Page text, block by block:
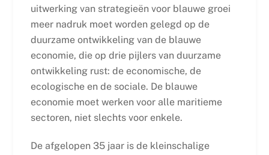
uitwerking van strategieën voor blauwe groei
meer nadruk moet worden gelegd op de
duurzame ontwikkeling van de blauwe
economie, die op drie pijlers van duurzame
ontwikkeling rust: de economische, de
ecologische en de sociale. De blauwe
economie moet werken voor alle maritieme
sectoren, niet slechts voor enkele.
De afgelopen 35 jaar is de kleinschalige